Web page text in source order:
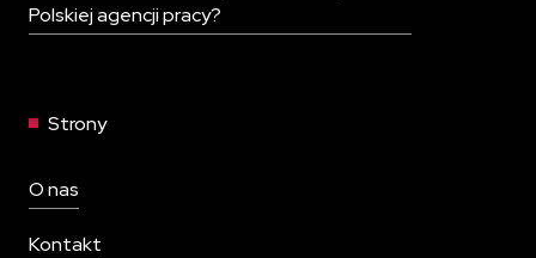
Polskiej agencji pracy?
Strony
O nas
Kontakt